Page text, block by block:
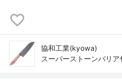
協和工業(kyowa)
スーパーストーンバリ